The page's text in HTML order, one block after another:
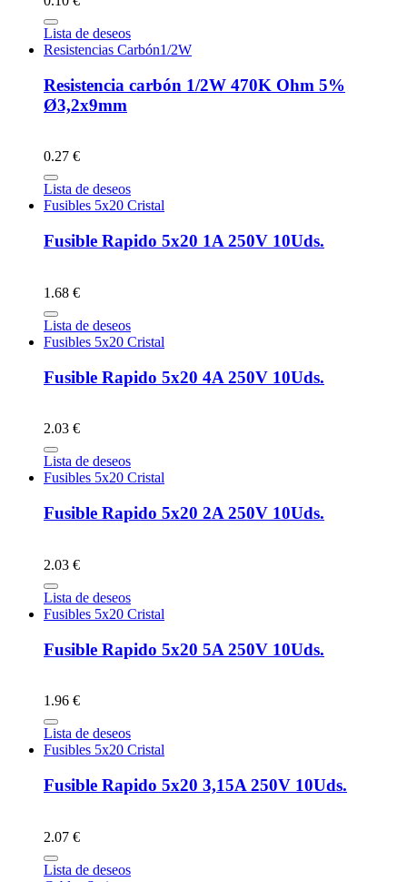
Lista de deseos
Resistencias Carbón1/2W
Resistencia carbón 1/2W 470K Ohm 5%
Ø3,2x9mm
0.27 €
Lista de deseos
Fusibles 5x20 Cristal
Fusible Rapido 5x20 1A 250V 10Uds.
1.68 €
Lista de deseos
Fusibles 5x20 Cristal
Fusible Rapido 5x20 4A 250V 10Uds.
2.03 €
Lista de deseos
Fusibles 5x20 Cristal
Fusible Rapido 5x20 2A 250V 10Uds.
2.03 €
Lista de deseos
Fusibles 5x20 Cristal
Fusible Rapido 5x20 5A 250V 10Uds.
1.96 €
Lista de deseos
Fusibles 5x20 Cristal
Fusible Rapido 5x20 3,15A 250V 10Uds.
2.07 €
Lista de deseos